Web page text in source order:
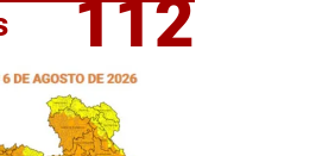
Emiliano García-
112